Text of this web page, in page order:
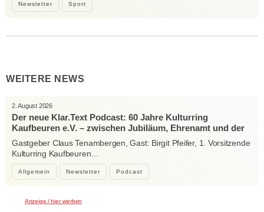
Newsletter Sport
WEITERE NEWS
Allgemein Newsletter Podcast
2. August 2026
Der neue Klar.Text Podcast: 60 Jahre Kulturring
Kaufbeuren e.V. – zwischen Jubiläum, Ehrenamt und der
Kraft der Kultur
Gastgeber Claus Tenambergen, Gast: Birgit Pfeifer, 1. Vorsitzende
Kulturring Kaufbeuren…
Anzeige / hier werben